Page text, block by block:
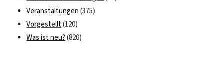
Veranstaltungen (375)
Vorgestellt(120)
Was ist neu? (820)